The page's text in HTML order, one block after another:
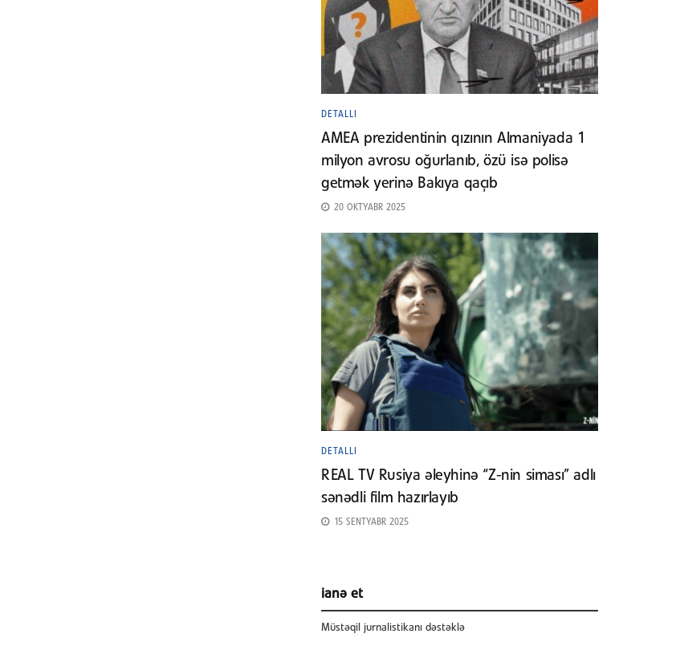
DETALLI
AMEA prezidentinin qızının Almaniyada 1
milyon avrosu oğurlanıb, özü isə polisə
getmək yerinə Bakıya qaçıb
20 OKTYABR 2025
DETALLI
REAL TV Rusiya əleyhinə “Z-nin siması” adlı
sənədli film hazırlayıb
15 SENTYABR 2025
ianə et
Müstəqil jurnalistikanı dəstəklə